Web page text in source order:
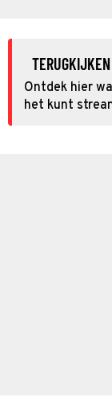
TERUGKIJKEN
Ontdek hier
het kunt